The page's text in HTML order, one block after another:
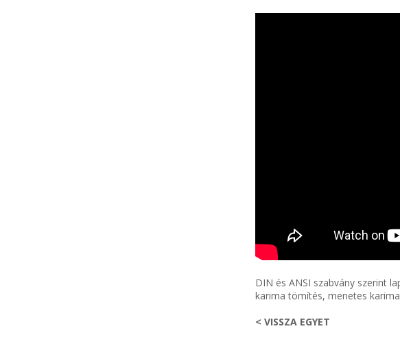
DIN és ANSI szabvány szerint
karima tömítés, menetes
< VISSZA EGYET